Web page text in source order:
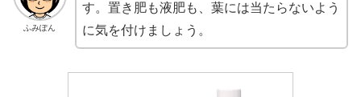
ふみぽん
す。置き肥も液肥も、葉には当たらないよう
に気を付けましょう。